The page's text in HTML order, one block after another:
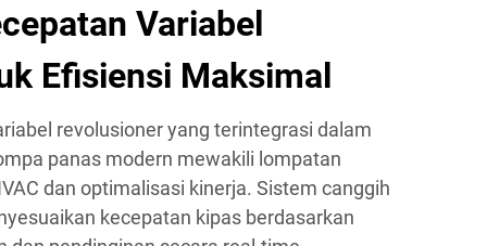
Variabel
Efisiensi Maksimal
revolusioner yang terintegrasi dalam
panas modern mewakili lompatan
dan optimalisasi kinerja. Sistem canggih
kecepatan kipas berdasarkan